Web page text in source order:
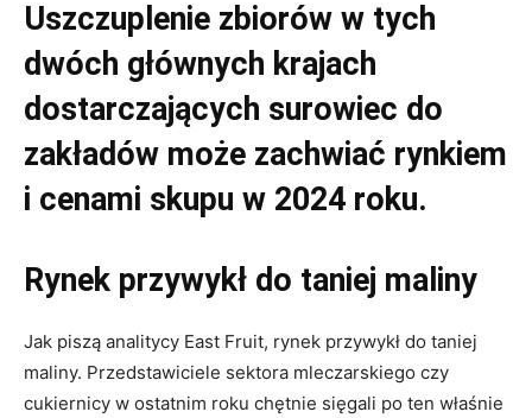
Uszczuplenie zbiorów w tych
dwóch głównych krajach
dostarczających surowiec do
zakładów może zachwiać rynkiem
i cenami skupu w 2024 roku.
Rynek przywykł do taniej maliny
Jak piszą analitycy East Fruit, rynek przywykł do taniej
maliny. Przedstawiciele sektora mleczarskiego czy
cukiernicy w ostatnim roku chętnie sięgali po ten właśnie